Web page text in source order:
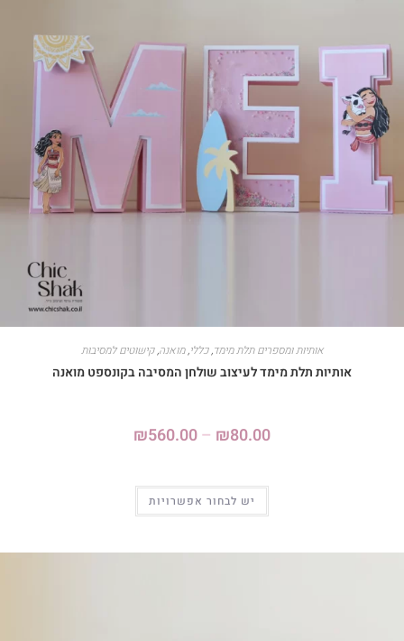
אותיות ומספרים תלת מימד,כללי,מואנה,קישוטים למסיבות
אותיות תלת מימד לעיצוב שולחן המסיבה בקונספט מואנה
₪80.00
–
₪560.00
יש לבחור אפשרויות